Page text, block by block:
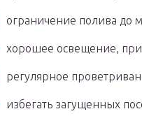
ограничение полива до
хорошее освещение, при
регулярное
избегать загущенных